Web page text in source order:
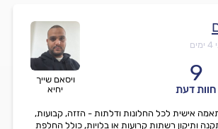
ויסאם שייך
יחיא
9
חוות דעת
אישית לכל החלונות ודלתות - הזזה, קבועות,
ותיקון רשתות קרועות או בלויות, כולל החלפת